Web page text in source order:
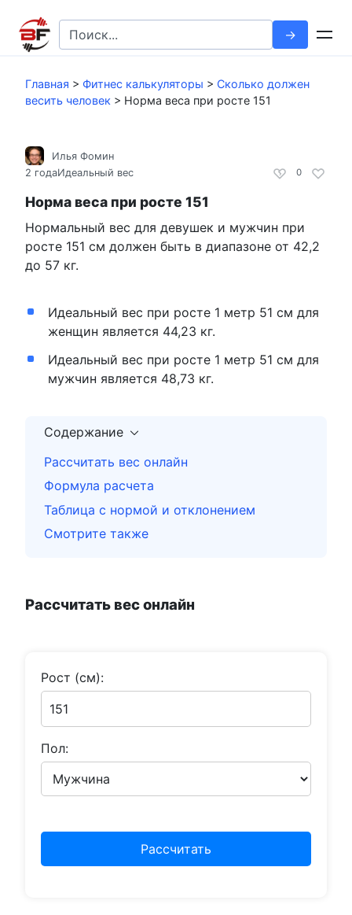
контенту
Search
for:
Главная > Фитнес калькуляторы > Сколько должен
весить человек > Норма веса при росте 151
0
Илья Фомин
2 годаИдеальный вес
Норма веса при росте 151
Нормальный вес для девушек и мужчин при
росте 151 см должен быть в диапазоне от 42,2
до 57 кг.
Идеальный вес при росте 1 метр 51 см для
женщин является 44,23 кг.
Идеальный вес при росте 1 метр 51 см для
мужчин является 48,73 кг.
Содержание
Рассчитать вес онлайн
Формула расчета
Таблица с нормой и отклонением
Смотрите также
Рассчитать вес онлайн
Рост (см):
Пол:
Рассчитать